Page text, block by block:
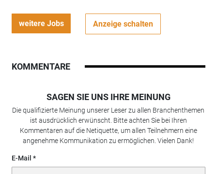
weitere Jobs Anzeige schalten
KOMMENTARE
SAGEN SIE UNS IHRE MEINUNG
Die qualifizierte Meinung unserer Leser zu allen Branchenthemen
ist ausdrücklich erwünscht. Bitte achten Sie bei Ihren
Kommentaren auf die Netiquette, um allen Teilnehmern eine
angenehme Kommunikation zu ermöglichen. Vielen Dank!
E-Mail